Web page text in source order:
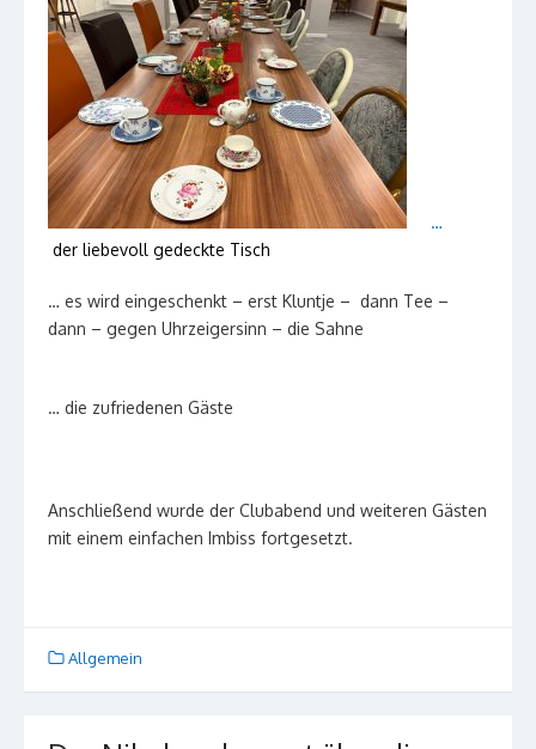
…
der liebevoll gedeckte Tisch
… es wird eingeschenkt – erst Kluntje – dann Tee –
dann – gegen Uhrzeigersinn – die Sahne
… die zufriedenen Gäste
Anschließend wurde der Clubabend und weiteren Gästen
mit einem einfachen Imbiss fortgesetzt.
Allgemein